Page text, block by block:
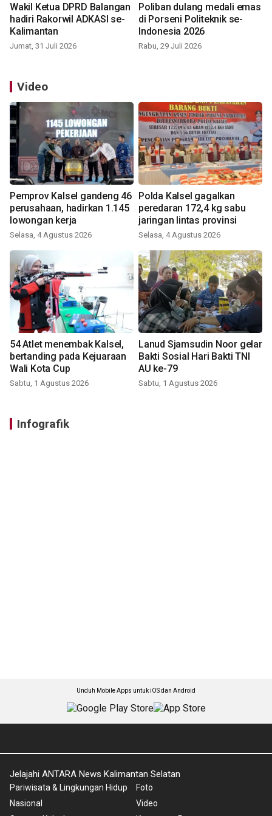
Wakil Ketua DPRD Balangan
hadiri Rakorwil ADKASI se-
Kalimantan
Jumat, 31 Juli 2026
Poliban dulang medali emas
di Porseni Politeknik se-
Indonesia 2026
Rabu, 29 Juli 2026
Video
Pemprov Kalsel gandeng 46
perusahaan, hadirkan 1.145
lowongan kerja
Selasa, 4 Agustus 2026
Polda Kalsel gagalkan
peredaran 172,4 kg sabu
jaringan lintas provinsi
Selasa, 4 Agustus 2026
54 Atlet menembak Kalsel,
bertanding pada Kejuaraan
Wali Kota Cup
Sabtu, 1 Agustus 2026
Lanud Sjamsudin Noor gelar
Bakti Sosial Hari Bakti TNI
AU ke-79
Sabtu, 1 Agustus 2026
Infografik
Unduh Mobile Apps untuk iOS dan Android
Jelajahi ANTARA News Kalimantan Selatan
Pariwisata & Lingkungan Hidup
Nasional
Foto
Video